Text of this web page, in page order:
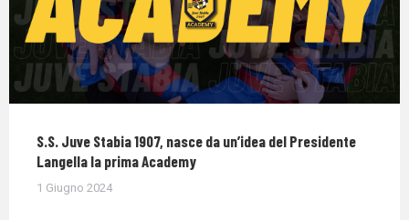
S.S. Juve Stabia 1907, nasce da un’idea del Presidente
Langella la prima Academy
1 Giugno 2024